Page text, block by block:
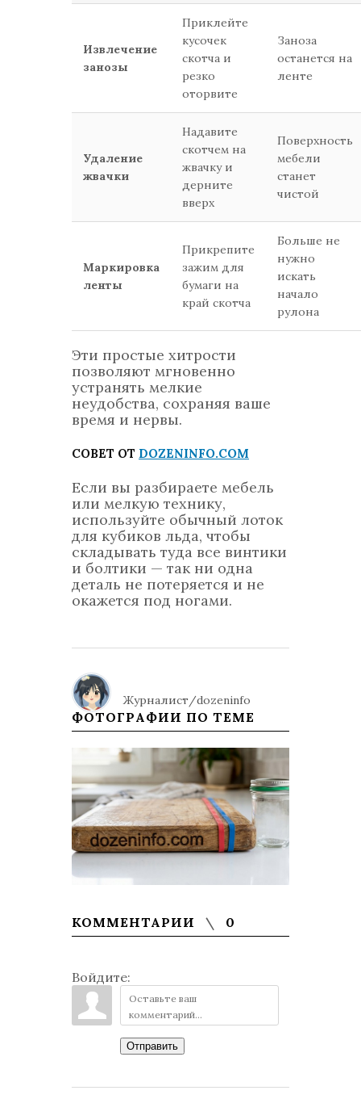
Извлечение
занозы
Приклейте
кусочек
скотча и
резко
оторвите
Заноза
останется на
ленте
Удаление
жвачки
Надавите
скотчем на
жвачку и
дерните
вверх
Поверхность
мебели
станет
чистой
Маркировка
ленты
Прикрепите
зажим для
бумаги на
край скотча
Больше не
нужно
искать
начало
рулона
Эти простые хитрости
позволяют мгновенно
устранять мелкие
неудобства, сохраняя ваше
время и нервы.
СОВЕТ ОТ DOZENINFO.COM
Если вы разбираете мебель
или мелкую технику,
используйте обычный лоток
для кубиков льда, чтобы
складывать туда все винтики
и болтики — так ни одна
деталь не потеряется и не
окажется под ногами.
Журналист/dozeninfo
ФОТОГРАФИИ ПО ТЕМЕ
КОММЕНТАРИИ 0
Войдите:
Отправить